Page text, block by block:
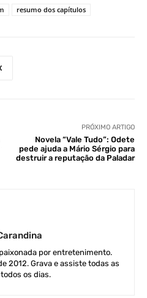
resumo dos capítulos
PRÓXIMO ARTIGO
Novela “Vale Tudo”: Odete
pede ajuda a Mário Sérgio para
destruir a reputação da Paladar
por entretenimento.
2012. Grava e assiste todas as
os dias.